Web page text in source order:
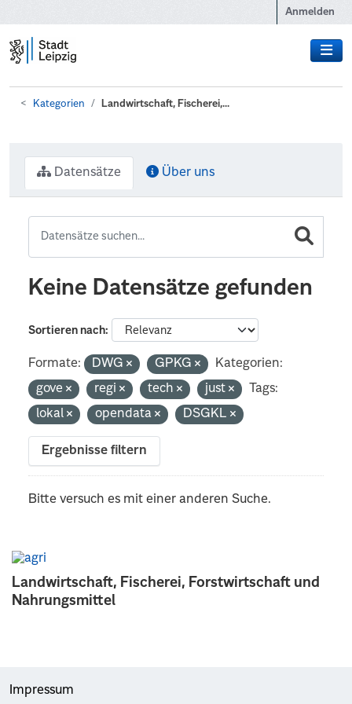
Anmelden
Kategorien Landwirtschaft, Fischerei,...
Landwirtschaft, Fischerei, Forstwirtschaft und
Nahrungsmittel
Datensätze Über uns
Keine Datensätze gefunden
Sortieren nach
Formate: DWG GPKG
Kategorien:
gove
regi tech just
Tags:
lokal
opendata DSGKL
Ergebnisse filtern
Bitte versuch es mit einer anderen Suche.
Impressum